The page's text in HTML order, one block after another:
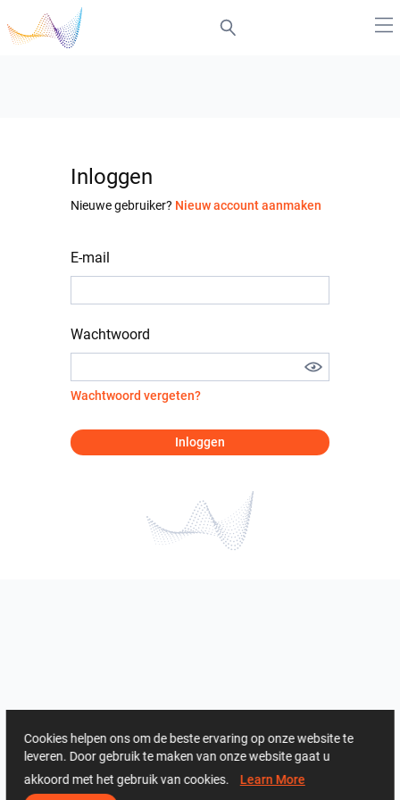
Inloggen
Nieuwe gebruiker? Nieuw account aanmaken
E-mail
Wachtwoord
Wachtwoord vergeten?
Inloggen
Cookies helpen ons om de beste ervaring op onze website te
leveren. Door gebruik te maken van onze website gaat u
akkoord met het gebruik van cookies. Learn More